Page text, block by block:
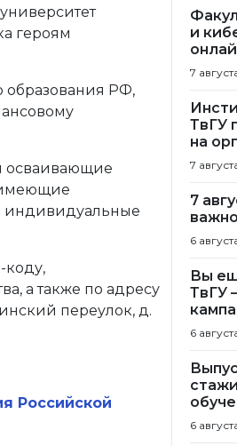
героям
образования РФ,
осваивающие
имеющие
индивидуальные
коду,
а также по адресу
переулок, д.
Российской
и
7
ТвГУ
на
7
7
6
Вы
ТвГУ
6
6